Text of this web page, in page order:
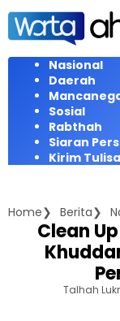
Langsung
konten
Nasional
Daerah
Sosial
Rabthah
Siaran Pers
Kirim
Home Berita
Clean
Talhah